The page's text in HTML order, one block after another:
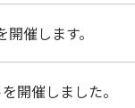
催します。
開催しました。